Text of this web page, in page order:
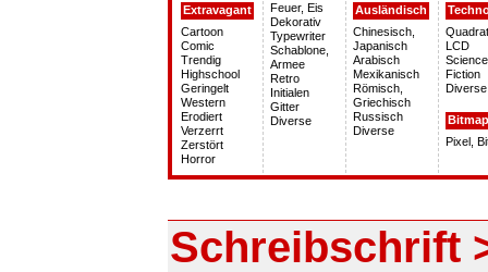
Extravagant
Cartoon
Comic
Trendig
Highschool
Geringelt
Western
Erodiert
Verzerrt
Zerstört
Horror
Feuer, Eis
Dekorativ
Typewriter
Schablone,
Armee
Retro
Initialen
Gitter
Diverse
Ausländisch
Chinesisch,
Japanisch
Arabisch
Mexikanisch
Römisch,
Griechisch
Russisch
Diverse
LCD
Fiction
Diverse
Bitmap
Pixel,
Schreibschrift